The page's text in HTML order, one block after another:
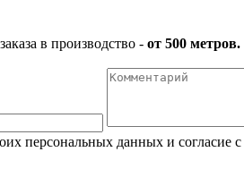
в производство - от 500 метров.
персональных данных и согласие с